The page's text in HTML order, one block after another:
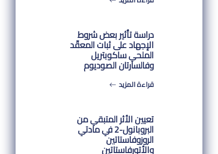
دراسة تأثير بعض شروط
الإجهاد على ثبات المعقّد
الملحي ساكوبتريل
وفالسارتان الصوديوم
قراءة المزيد
تعيين الأثر المتبقي من
البروبانول-2 في مادتي
الروزوفاستاتين
والأتورفاستاتين